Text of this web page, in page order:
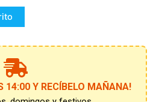
14:00 Y RECÍBELO MAÑANA!